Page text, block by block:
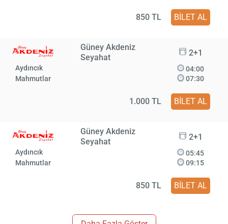
850 TL BİLET AL
Güney Akdeniz
Seyahat
2+1
Aydıncık
Mahmutlar
04:00
07:30
1.000 TL BİLET AL
Güney Akdeniz
Seyahat
2+1
Aydıncık
Mahmutlar
05:45
09:15
850 TL BİLET AL